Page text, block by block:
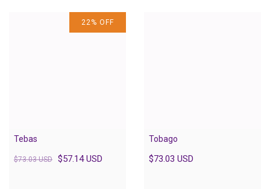
22% OFF
Tebas
$73.03 USD $57.14 USD
Tobago
$73.03 USD